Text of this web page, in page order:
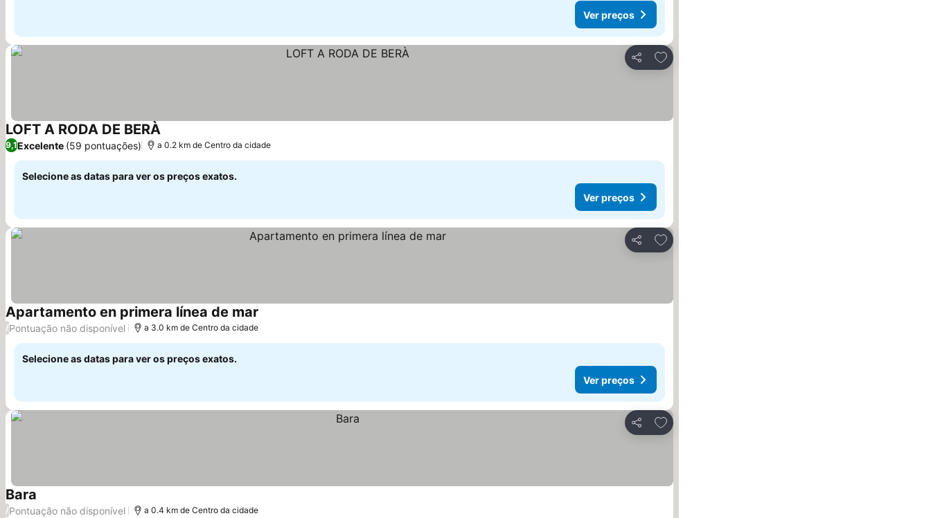
Ver preços
Partilhar
Adicionar aos favoritos
LOFT A RODA DE BERÀVer preços
9,1Excelente (59 pontuações) a 0.2 km de Centro da cidade
Selecione as datas para ver os preços exatos.
Ver preços
Partilhar
Adicionar aos favoritos
Apartamento en primera línea de mar
/Pontuação não disponível a 3.0 km de Centro da cidade
Selecione as datas para ver os preços exatos.
Ver preços
Partilhar
Adicionar aos favoritos
Bara
/Pontuação não disponível a 0.4 km de Centro da cidade